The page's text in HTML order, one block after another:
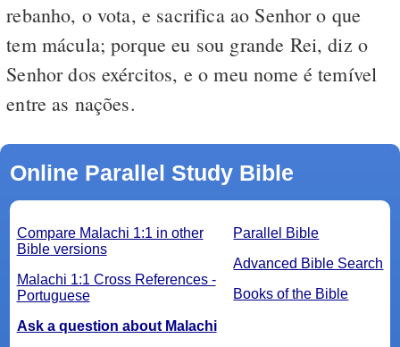
rebanho, o vota, e sacrifica ao Senhor o que
tem mácula; porque eu sou grande Rei, diz o
Senhor dos exércitos, e o meu nome é temível
entre as nações.
Online Parallel Study Bible
Parallel Bible
Advanced Bible Search
Books of the Bible
Compare Malachi 1:1 in other
Bible versions
Malachi 1:1 Cross References -
Portuguese
Ask a question about Malachi